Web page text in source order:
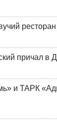
ресторан
причал в
и ТАРК